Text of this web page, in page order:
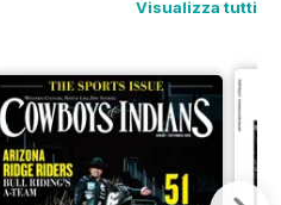
Visualizza tutti